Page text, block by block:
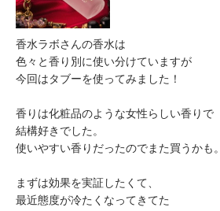
香水ラボさんの香水は
色々と香り別に使い分けていますが
今回はタブーを使ってみました！
香りは化粧品のような女性らしい香りで
結構好きでした。
使いやすい香りだったのでまた買うかも。
まずは効果を実証したくて、
最近態度が冷たくなってきてた